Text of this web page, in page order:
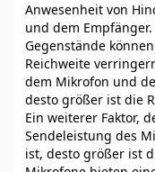
Anwesenheit von
und dem
Gegenstände
Reichweite
dem Mikrofon und
desto größer ist die
Ein weiterer Faktor,
Sendeleistung des
ist, desto größer ist